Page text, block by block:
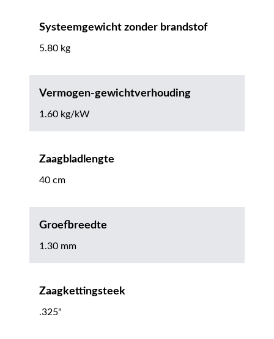
Systeemgewicht zonder brandstof
5.80 kg
Vermogen-gewichtverhouding
1.60 kg/kW
Zaagbladlengte
40 cm
Groefbreedte
1.30 mm
Zaagkettingsteek
.325"